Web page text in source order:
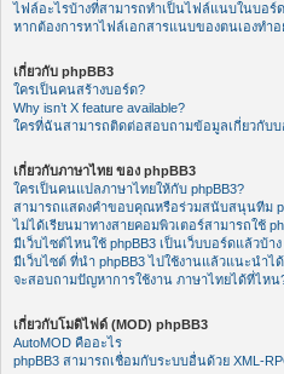
ไฟล์อะไรบ้างที่สามารถทำเป็นไฟล์แนบในบอร์
หากต้องการหาไฟล์เอกสารแนบของตนเองทำอ
เกี่ยวกับ phpBB3
ใครเป็นคนสร้างบอร์ด?
Why isn’t X feature available?
ใครที่ฉันสามารถติดต่อสอบถามข้อมูลเกี่ยวกับ
เกี่ยวกับภาษาไทย ของ phpBB3
ใครเป็นคนแปลภาษาไทยให้กับ phpBB3?
สามารถแสดงคำขอบคุณหรือร่วมสนับสนุนทีม
ไม่ได้เรียนมาทางสายคอมพิวเตอร์สามารถใช้
มีเว็บไซต์ไหนใช้ phpBB3 เป็นเว็บบอร์ดแล้วบ้าง
มีเว็บไซต์ ที่นำ phpBB3 ไปใช้งานแล้วแนะนำไ
จะสอบถามปัญหาการใช้งาน ภาษาไทยได้ที่ไหน
เกี่ยวกับโมดิไฟด์ (MOD) phpBB3
AutoMOD คืออะไร
phpBB3 สามารถเชื่อมกับระบบอื่นด้วย XML-